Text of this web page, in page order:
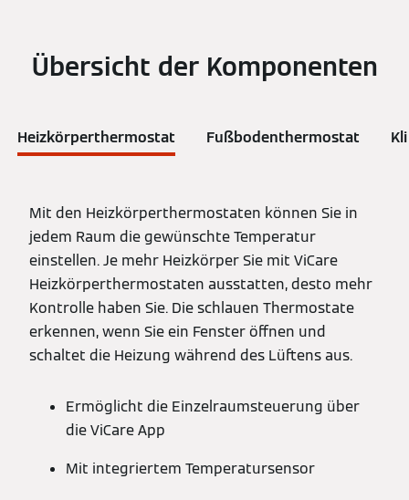
Übersicht der Komponenten
Heizkörperthermostat Fußbodenthermostat
Mit den Heizkörperthermostaten können Sie in
jedem Raum die gewünschte Temperatur
einstellen. Je mehr Heizkörper Sie mit ViCare
Heizkörperthermostaten ausstatten, desto mehr
Kontrolle haben Sie. Die schlauen Thermostate
erkennen, wenn Sie ein Fenster öffnen und
schaltet die Heizung während des Lüftens aus.
Ermöglicht die Einzelraumsteuerung über
die ViCare App
Mit integriertem Temperatursensor